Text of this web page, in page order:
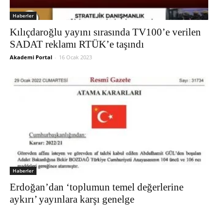
Haberler
Kılıçdaroğlu yayını sırasında TV100’e verilen
SADAT reklamı RTÜK’e taşındı
Akademi Portal - 16 Ocak 2023
Haberler
Erdoğan’dan ‘toplumun temel değerlerine
aykırı’ yayınlara karşı genelge